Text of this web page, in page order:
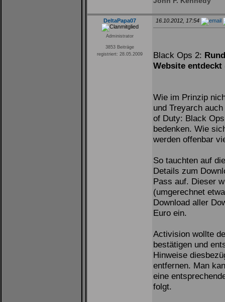
DeltaPapa07
Administrator
3853 Beiträge
registriert: 28.05.2009
16.10.2012, 17:54
Black Ops 2:
Website
Wie im Prinzip
und Treyarch
of Duty: Black
bedenken. Wie
werden offenbar
So tauchten auf
Details zum
Pass auf. Dieser
(umgerechnet
Download aller
Euro ein.
Activision wollte
bestätigen und
Hinweise
entfernen. Man
eine
folgt.